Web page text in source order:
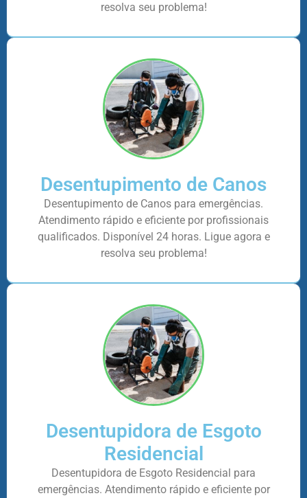
resolva seu problema!
Desentupimento de Canos
Desentupimento de Canos para emergências.
Atendimento rápido e eficiente por profissionais
qualificados. Disponível 24 horas. Ligue agora e
resolva seu problema!
Desentupidora de Esgoto
Residencial
Desentupidora de Esgoto Residencial para
emergências. Atendimento rápido e eficiente por